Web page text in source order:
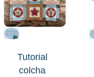
Tutorial
colcha